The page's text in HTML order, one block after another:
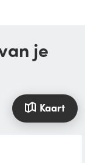
Kaart